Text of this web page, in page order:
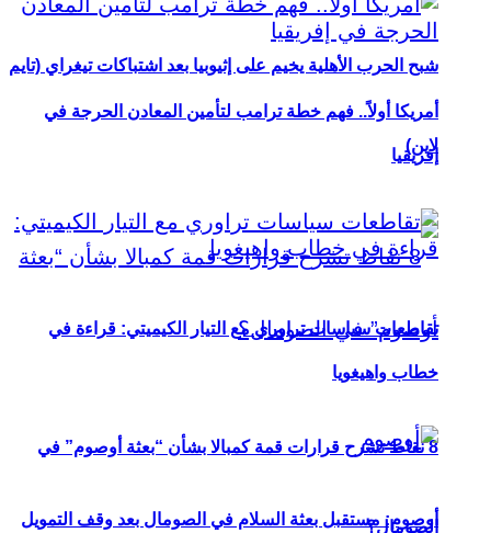
شبح الحرب الأهلية يخيم على إثيوبيا بعد اشتباكات تيغراي (تايم
لاين)
8 نقاط تشرح قرارات قمة كمبالا بشأن “بعثة أوصوم” في
الصومال؟
أمريكا أولاً.. فهم خطة ترامب لتأمين المعادن الحرجة في
إفريقيا
تقاطعات سياسات تراوري مع التيار الكيميتي: قراءة في
خطاب واهيغويا
أوصوم: مستقبل بعثة السلام في الصومال بعد وقف التمويل